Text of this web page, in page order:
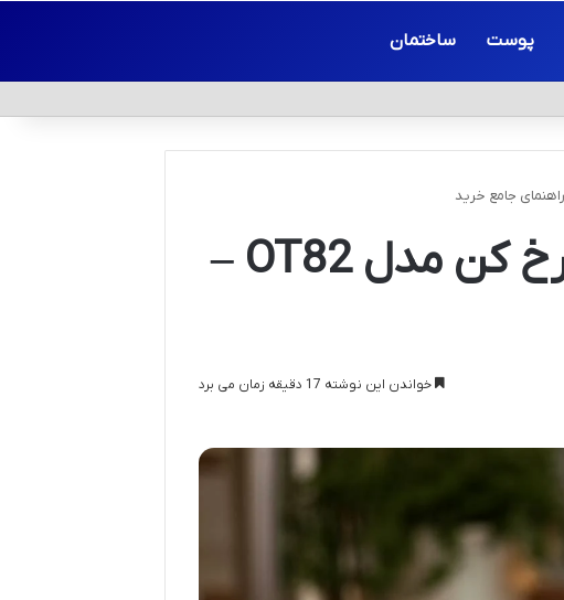
پوست ساختمان
نقد و بررسی تخصصی سرخ کن مدل OT82 –
خواندن این نوشته 17 دقیقه زمان می برد